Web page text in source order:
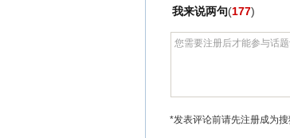
我来说两句(177)
*发表评论前请先注册成为